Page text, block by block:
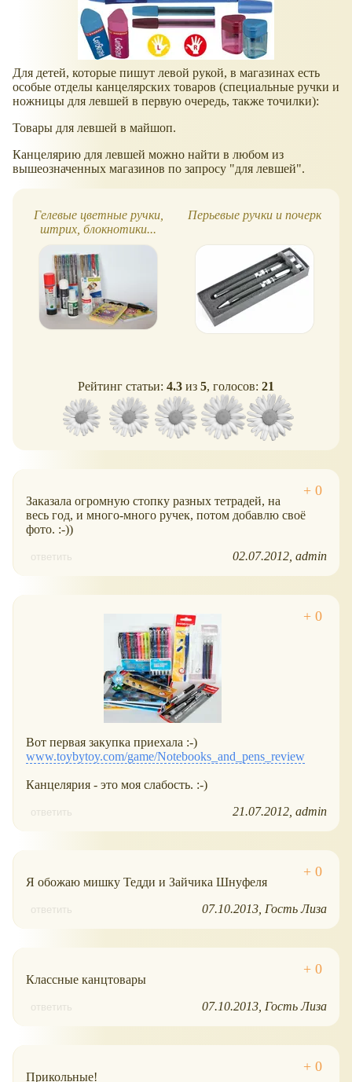
Для детей, которые пишут левой рукой, в магазинах есть
особые отделы канцелярских товаров (специальные ручки и
ножницы для левшей в первую очередь, также точилки):
Товары для левшей в майшоп.
Канцелярию для левшей можно найти в любом из
вышеозначенных магазинов по запросу "для левшей".
Гелевые цветные ручки,
штрих, блокнотики...
Перьевые ручки и почерк
Рейтинг статьи: 4.3 из 5, голосов: 21
Заказала огромную стопку разных тетрадей, на
весь год, и много-много ручек, потом добавлю своё
фото. :-))
ответить 02.07.2012 admin
Вот первая закупка приехала :-)
www.toybytoy.com/game/Notebooks_and_pens_review
Канцелярия - это моя слабость. :-)
ответить 21.07.2012 admin
Я обожаю мишку Тедди и Зайчика Шнуфеля
ответить 07.10.2013 Гость Лиза
Классные канцтовары
ответить 07.10.2013 Гость Лиза
Прикольные!